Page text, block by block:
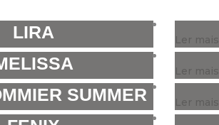
LIRA Ler mais
Ler mais
SUMMER Ler mais